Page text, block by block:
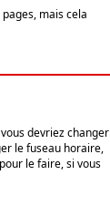
mais cela
devriez changer
le fuseau horaire,
le faire, si vous